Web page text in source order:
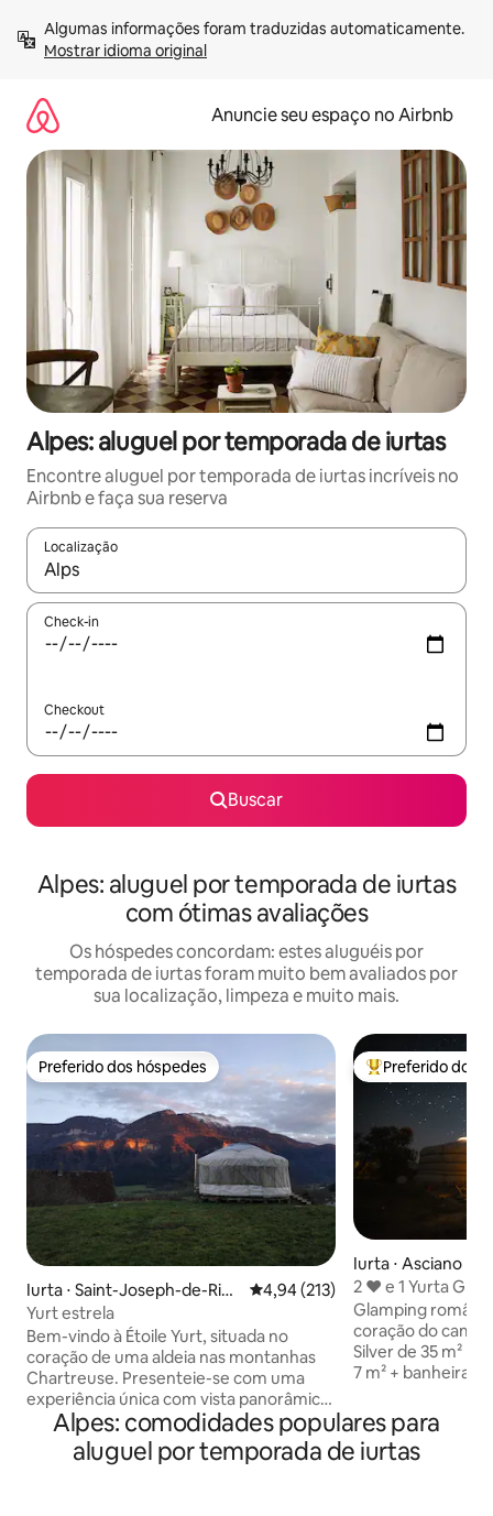
para
Mostrar idioma original
Anuncie seu espaço no Airbnb
Alpes: aluguel por temporada de iurtas
Encontre aluguel por temporada de iurtas incríveis no
Airbnb e faça sua reserva
Localização
Quando os resultados estiverem disponíveis, explore-os
Check-in
Checkout
Buscar
Alpes: aluguel por temporada de iurtas
com ótimas avaliações
Os hóspedes concordam: estes aluguéis por
temporada de iurtas foram muito bem avaliados por
sua localização, limpeza e muito mais.
Preferido dos hóspedes
Preferido dos hóspedes
Iurta ⋅ Saint-Joseph-de-Rivi
ère
4,94 de uma avaliação média de
4,94 (213)
Yurt estrela
Bem-vindo à Étoile Yurt, situada no
coração de uma aldeia nas montanhas
Chartreuse. Presenteie-se com uma
experiência única com vista panorâmica
para a Grande Sure. As caminhadas são
acessíveis a partir da iurta. A poucos
metros de distância, um banheiro
Entre os
Preferido dos
Iurta ⋅ Asciano
2 ❤️ e 1 Yurta Glamping na Toscana solo
adulti
Glamping
coração do
Silver de 35 m² +
7 m² + banheira
EXTRA), varanda
Aquecimento no
condicionado no
Alpes: comodidades populares para
aluguel por temporada de iurtas